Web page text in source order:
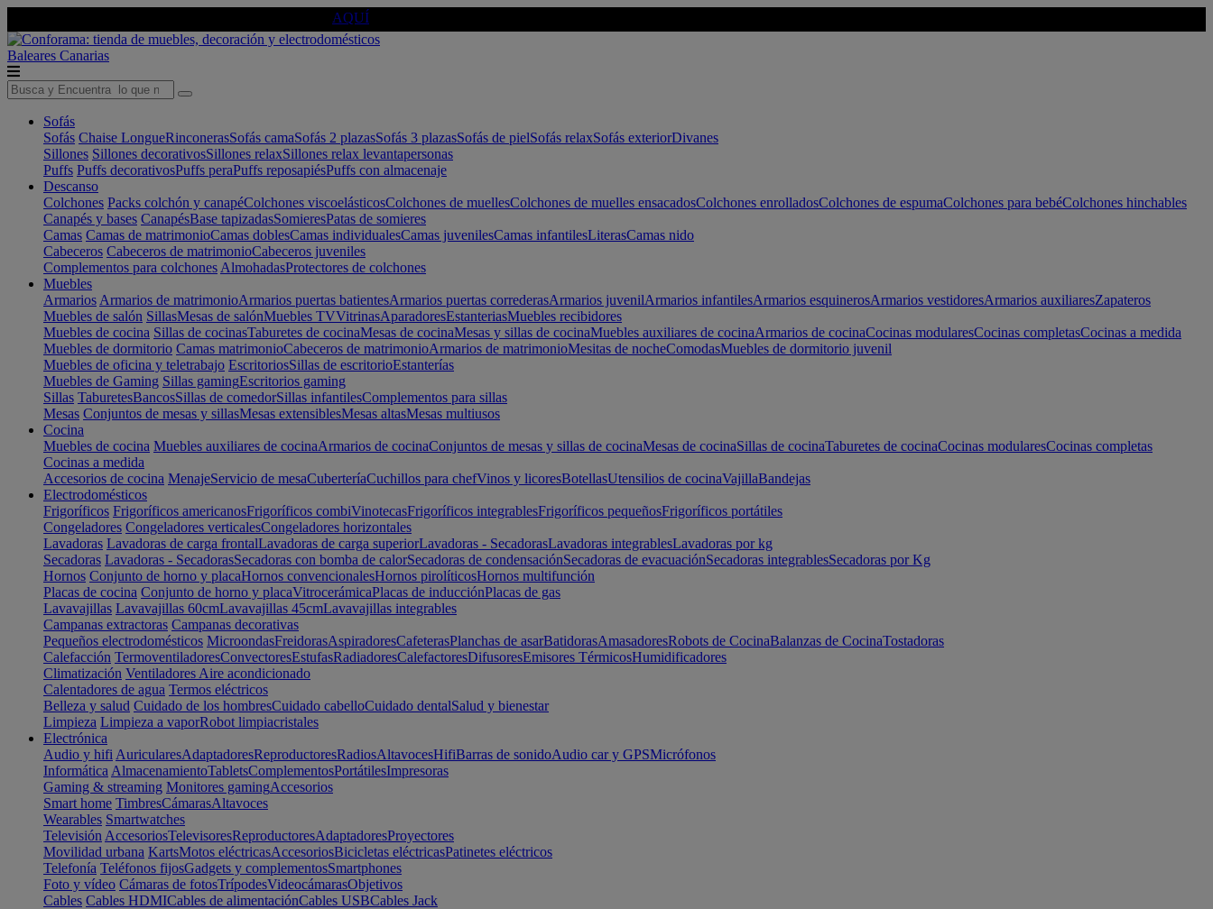
AQUÍ
Baleares Canarias
Sofás
Sofás Chaise LongueRinconerasSofás camaSofás 2 plazasSofás 3 plazasSofás de pielSofás relaxSofás exteriorDivanes
Sillones Sillones decorativosSillones relaxSillones relax levantapersonas
Puffs Puffs decorativosPuffs peraPuffs reposapiésPuffs con almacenaje
Descanso
Colchones Packs colchón y canapéColchones viscoelásticosColchones de muellesColchones de muelles ensacadosColchones enrolladosColchones de espumaColchones para bebéColchones hinchables
Canapés y bases CanapésBase tapizadasSomieresPatas de somieres
Camas Camas de matrimonioCamas doblesCamas individualesCamas juvenilesCamas infantilesLiterasCamas nido
Cabeceros Cabeceros de matrimonioCabeceros juveniles
Complementos para colchones AlmohadasProtectores de colchones
Muebles
Armarios Armarios de matrimonioArmarios puertas batientesArmarios puertas correderasArmarios juvenilArmarios infantilesArmarios esquinerosArmarios vestidoresArmarios auxiliaresZapateros
Muebles de salón SillasMesas de salónMuebles TVVitrinasAparadoresEstanteriasMuebles recibidores
Muebles de cocina Sillas de cocinasTaburetes de cocinaMesas de cocinaMesas y sillas de cocinaMuebles auxiliares de cocinaArmarios de cocinaCocinas modularesCocinas completasCocinas a medida
Muebles de dormitorio Camas matrimonioCabeceros de matrimonioArmarios de matrimonioMesitas de nocheComodasMuebles de dormitorio juvenil
Muebles de oficina y teletrabajo EscritoriosSillas de escritorioEstanterías
Muebles de Gaming Sillas gamingEscritorios gaming
Sillas TaburetesBancosSillas de comedorSillas infantilesComplementos para sillas
Mesas Conjuntos de mesas y sillasMesas extensiblesMesas altasMesas multiusos
Cocina
Muebles de cocina Muebles auxiliares de cocinaArmarios de cocinaConjuntos de mesas y sillas de cocinaMesas de cocinaSillas de cocinaTaburetes de cocinaCocinas modularesCocinas completas
Cocinas a medida
Accesorios de cocina MenajeServicio de mesaCuberteríaCuchillos para chefVinos y licoresBotellasUtensilios de cocinaVajillaBandejas
Electrodomésticos
Frigoríficos Frigoríficos americanosFrigoríficos combiVinotecasFrigoríficos integrablesFrigoríficos pequeñosFrigoríficos portátiles
Congeladores Congeladores verticalesCongeladores horizontales
Lavadoras Lavadoras de carga frontalLavadoras de carga superiorLavadoras - SecadorasLavadoras integrablesLavadoras por kg
Secadoras Lavadoras - SecadorasSecadoras con bomba de calorSecadoras de condensaciónSecadoras de evacuaciónSecadoras integrablesSecadoras por Kg
Hornos Conjunto de horno y placaHornos convencionalesHornos pirolíticosHornos multifunción
Placas de cocina Conjunto de horno y placaVitrocerámicaPlacas de inducciónPlacas de gas
Lavavajillas Lavavajillas 60cmLavavajillas 45cmLavavajillas integrables
Campanas extractoras Campanas decorativas
Pequeños electrodomésticos MicroondasFreidorasAspiradoresCafeterasPlanchas de asarBatidorasAmasadoresRobots de CocinaBalanzas de CocinaTostadoras
Calefacción TermoventiladoresConvectoresEstufasRadiadoresCalefactoresDifusoresEmisores TérmicosHumidificadores
Climatización Ventiladores Aire acondicionado
Calentadores de agua Termos eléctricos
Belleza y salud Cuidado de los hombresCuidado cabelloCuidado dentalSalud y bienestar
Limpieza Limpieza a vaporRobot limpiacristales
Electrónica
Audio y hifi AuricularesAdaptadoresReproductoresRadiosAltavocesHifiBarras de sonidoAudio car y GPSMicrófonos
Informática AlmacenamientoTabletsComplementosPortátilesImpresoras
Gaming & streaming Monitores gamingAccesorios
Smart home TimbresCámarasAltavoces
Wearables Smartwatches
Televisión AccesoriosTelevisoresReproductoresAdaptadoresProyectores
Movilidad urbana KartsMotos eléctricasAccesoriosBicicletas eléctricasPatinetes eléctricos
Telefonía Teléfonos fijosGadgets y complementosSmartphones
Foto y vídeo Cámaras de fotosTrípodesVideocámarasObjetivos
Cables Cables HDMICables de alimentaciónCables USBCables Jack